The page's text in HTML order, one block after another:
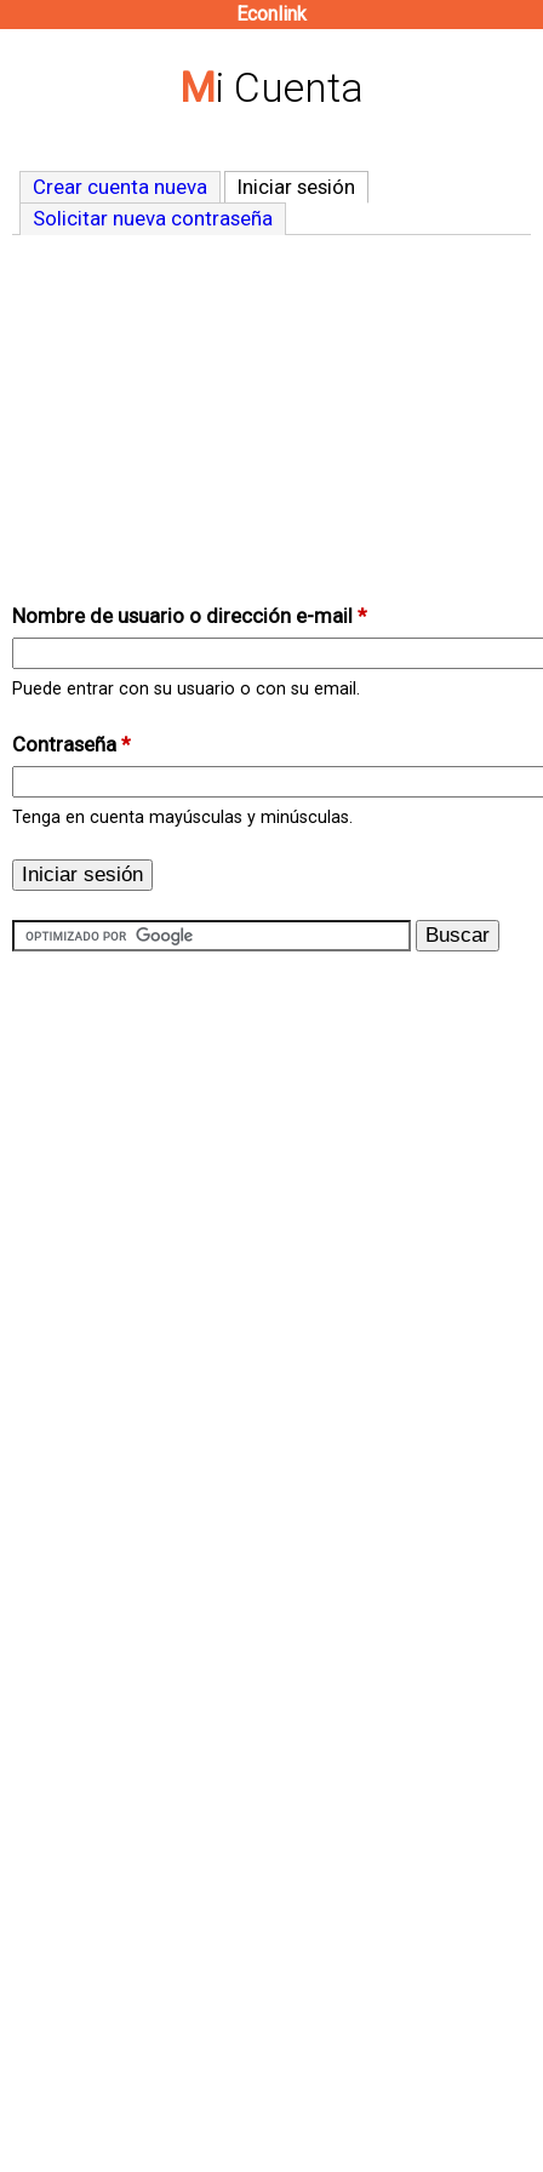
contenido
Econlink
Mi Cuenta
Crear cuenta nueva Iniciar sesión
Solicitar nueva contraseña
Nombre de usuario o dirección e-mail *
Puede entrar con su usuario o con su email.
Contraseña *
Tenga en cuenta mayúsculas y minúsculas.